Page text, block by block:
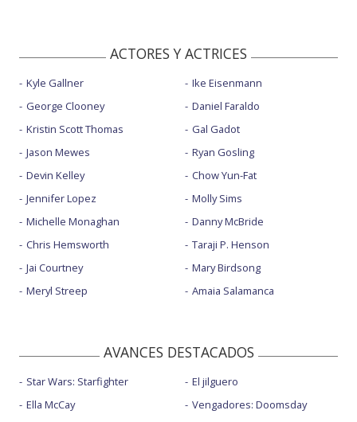
ACTORES Y ACTRICES
Kyle Gallner
George Clooney
Kristin Scott Thomas
Jason Mewes
Devin Kelley
Jennifer Lopez
Michelle Monaghan
Chris Hemsworth
Jai Courtney
Meryl Streep
Ike Eisenmann
Daniel Faraldo
Gal Gadot
Ryan Gosling
Chow Yun-Fat
Molly Sims
Danny McBride
Taraji P. Henson
Mary Birdsong
Amaia Salamanca
AVANCES DESTACADOS
Star Wars: Starfighter
Ella McCay
El jilguero
Vengadores: Doomsday